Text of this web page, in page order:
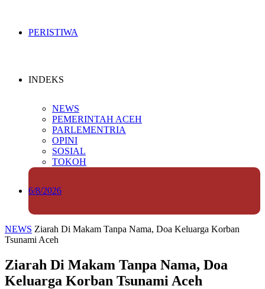
PERISTIWA
INDEKS
NEWS
PEMERINTAH ACEH
PARLEMENTRIA
OPINI
SOSIAL
TOKOH
6/8/2026
NEWS Ziarah Di Makam Tanpa Nama, Doa Keluarga Korban
Tsunami Aceh
Ziarah Di Makam Tanpa Nama, Doa
Keluarga Korban Tsunami Aceh